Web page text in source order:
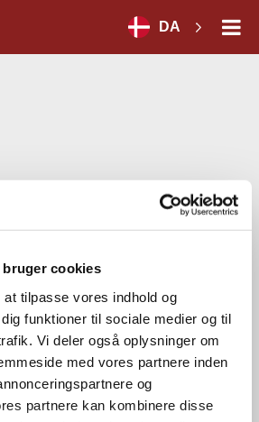
bruger cookies
tilpasse vores indhold og
funktioner til sociale medier og til
Vi deler også oplysninger om
med vores partnere inden
og
partnere kan kombinere disse
DA